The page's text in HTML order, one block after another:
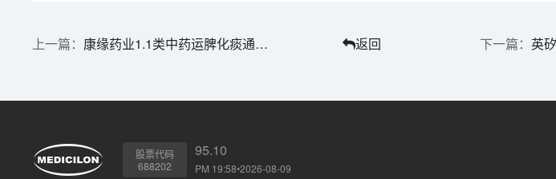
康缘药业1.1类中药运脾化痰通窍颗粒获批临床 | 1分钟药闻速览 返回 英矽智
股票代码
688202
95.10
PM 19:58•2026-08-09